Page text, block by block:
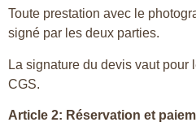
Toute prestation avec le
signé par les deux parties.
La signature du devis vaut pour
CGS.
Article 2: Réservation et